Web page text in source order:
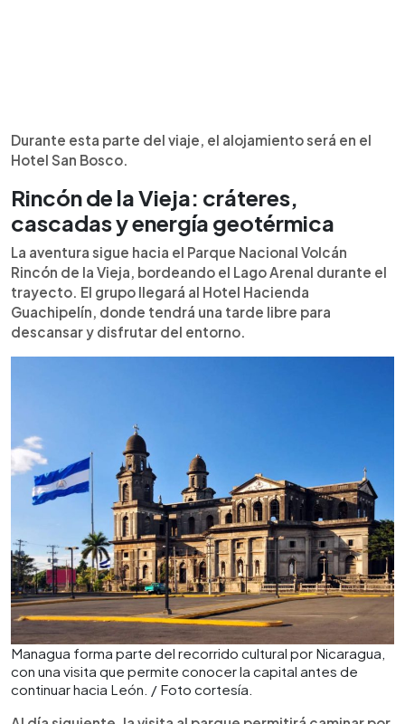
Durante esta parte del viaje, el alojamiento será en el
Hotel San Bosco.
Rincón de la Vieja: cráteres,
cascadas y energía geotérmica
La aventura sigue hacia el Parque Nacional Volcán
Rincón de la Vieja, bordeando el Lago Arenal durante el
trayecto. El grupo llegará al Hotel Hacienda
Guachipelín, donde tendrá una tarde libre para
descansar y disfrutar del entorno.
Managua forma parte del recorrido cultural por Nicaragua,
con una visita que permite conocer la capital antes de
continuar hacia León. / Foto cortesía.